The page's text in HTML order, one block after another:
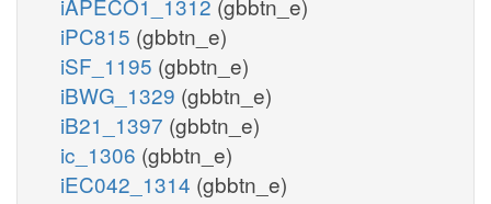
iPC815 (gbbtn_e)
iSF_1195 (gbbtn_e)
iBWG_1329 (gbbtn_e)
iB21_1397 (gbbtn_e)
ic_1306 (gbbtn_e)
iEC042_1314 (gbbtn_e)